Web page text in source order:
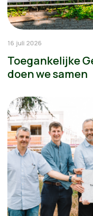
16 juli 2026
Toegankelijke
doen we samen